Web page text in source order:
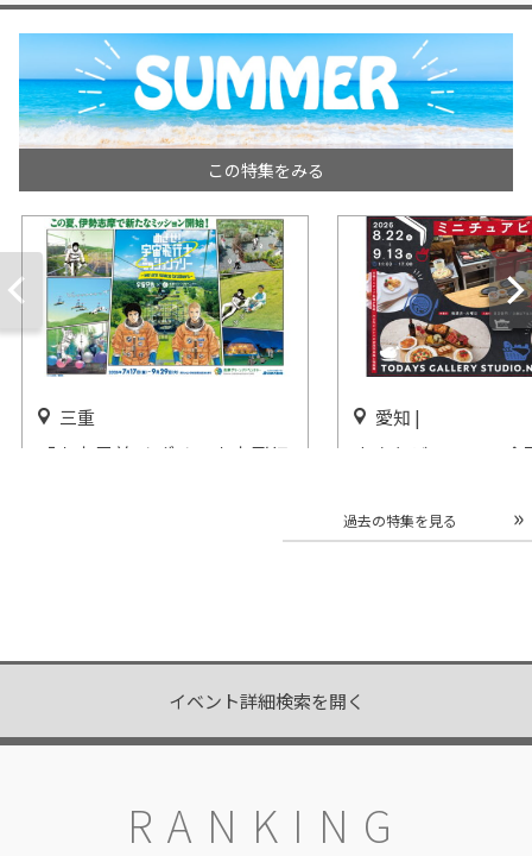
イベント詳細検索を開く
RANKING
この特集をみる
三重
「宇宙兄弟 めざせ！宇宙飛行
愛知 |
小さなビストロの
ロの世界展 2026 in
開催
過去の特集を見る